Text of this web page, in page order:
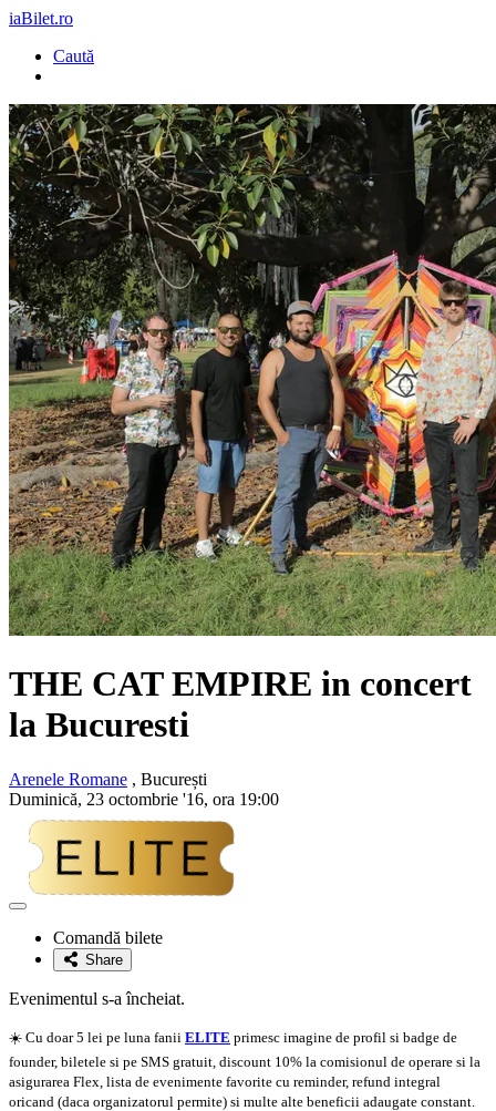
iaBilet.ro
Caută
THE CAT EMPIRE in concert
la Bucuresti
Arenele Romane , București
Duminică, 23 octombrie '16, ora 19:00
Adaugă
favoriteComandă bilete
Share
Evenimentul s-a încheiat.
☀️ Cu doar 5 lei pe luna fanii ELITE primesc imagine de profil si badge de
founder, biletele si pe SMS gratuit, discount 10% la comisionul de operare si la
asigurarea Flex, lista de evenimente favorite cu reminder, refund integral
oricand (daca organizatorul permite) si multe alte beneficii adaugate constant.